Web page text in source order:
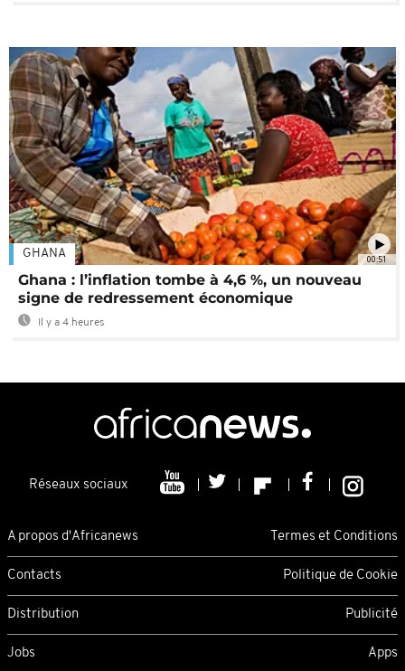
00:51
GHANA
Ghana : l’inflation tombe à 4,6 %, un nouveau
signe de redressement économique
Il y a 4 heures
Réseaux sociaux
A propos d'Africanews Termes et Conditions
Contacts Politique de Cookie
Distribution Publicité
Jobs Apps